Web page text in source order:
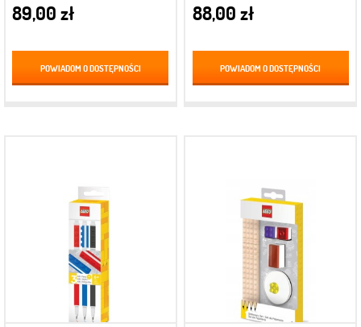
89,00 zł
POWIADOM O DOSTĘPNOŚCI
88,00 zł
POWIADOM O DOSTĘPNOŚCI